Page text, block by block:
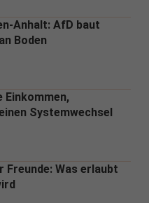
Anhalt: AfD baut
Boden
Systemwechsel
Was erlaubt